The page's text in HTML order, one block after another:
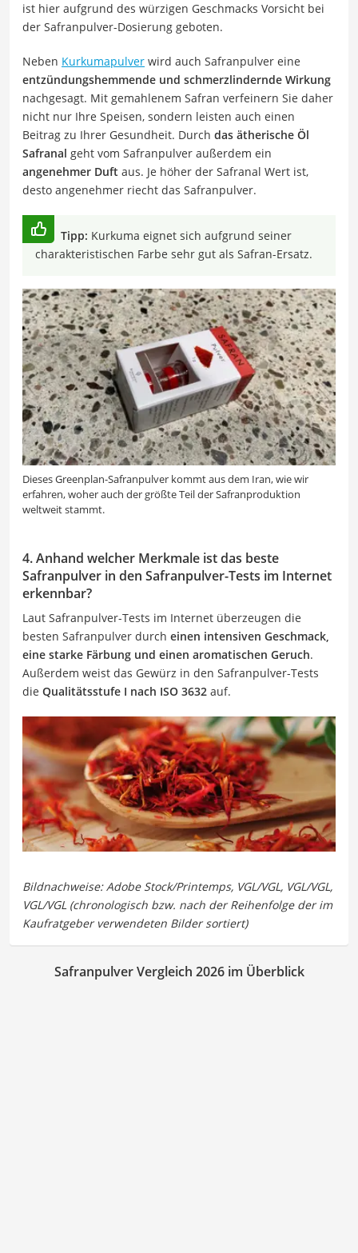
ist hier aufgrund des würzigen Geschmacks Vorsicht bei
der Safranpulver-Dosierung geboten.
Neben Kurkumapulver wird auch Safranpulver eine
entzündungshemmende und schmerzlindernde Wirkung
nachgesagt. Mit gemahlenem Safran verfeinern Sie daher
nicht nur Ihre Speisen, sondern leisten auch einen
Beitrag zu Ihrer Gesundheit. Durch das ätherische Öl
Safranal geht vom Safranpulver außerdem ein
angenehmer Duft aus. Je höher der Safranal Wert ist,
desto angenehmer riecht das Safranpulver.
Tipp: Kurkuma eignet sich aufgrund seiner
charakteristischen Farbe sehr gut als Safran-Ersatz.
Dieses Greenplan-Safranpulver kommt aus dem Iran, wie wir
erfahren, woher auch der größte Teil der Safranproduktion
weltweit stammt.
4. Anhand welcher Merkmale ist das beste
Safranpulver in den Safranpulver-Tests im Internet
erkennbar?
Laut Safranpulver-Tests im Internet überzeugen die
besten Safranpulver durch einen intensiven Geschmack,
eine starke Färbung und einen aromatischen Geruch.
Außerdem weist das Gewürz in den Safranpulver-Tests
die Qualitätsstufe I nach ISO 3632 auf.
Safranpulver Vergleich 2026 im Überblick